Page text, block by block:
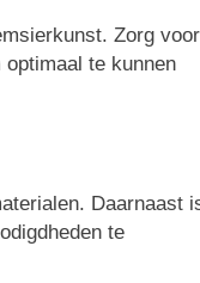
Zorg voor
te kunnen
Daarnaast
te